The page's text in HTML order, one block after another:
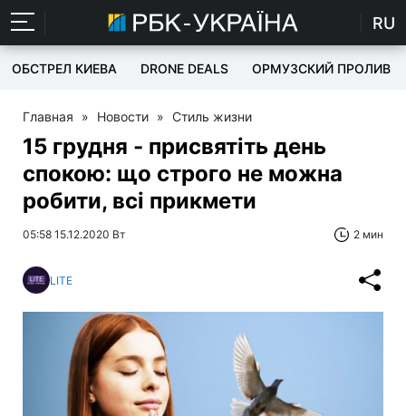
RU
ОБСТРЕЛ КИЕВА DRONE DEALS ОРМУЗСКИЙ ПРОЛИВ
Главная » Новости » Стиль жизни
15 грудня - присвятіть день
спокою: що строго не можна
робити, всі прикмети
05:58 15.12.2020 Вт 2 мин
LITE